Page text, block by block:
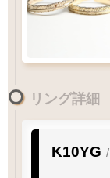
リング詳細
K10YG /